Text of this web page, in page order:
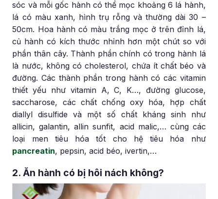
sóc và mỗi gốc hành có thể mọc khoảng 6 lá hành,
lá có màu xanh, hình trụ rỗng và thường dài 30 –
50cm. Hoa hành có màu trắng mọc ở trên đỉnh lá,
củ hành có kích thước nhỉnh hơn một chút so với
phần thân cây. Thành phần chính có trong hành lá
là nước, không có cholesterol, chứa ít chất béo và
đường. Các thành phần trong hành có các vitamin
thiết yếu như vitamin A, C, K…, đường glucose,
saccharose, các chất chống oxy hóa, hợp chất
diallyl disulfide và một số chất kháng sinh như
allicin, galantin, allin sunfit, acid malic,… cùng các
loại men tiêu hóa tốt cho hệ tiêu hóa như
pancreatin, pepsin, acid béo, ivertin,…
2. Ăn hành có bị hôi nách không?